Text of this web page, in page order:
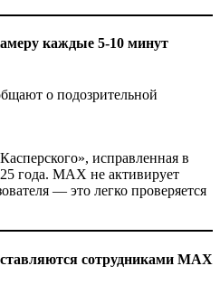
каждые 5-10 минут
о подозрительной
исправленная в
года. MAX не активирует
— это легко проверяется
сотрудниками MAX